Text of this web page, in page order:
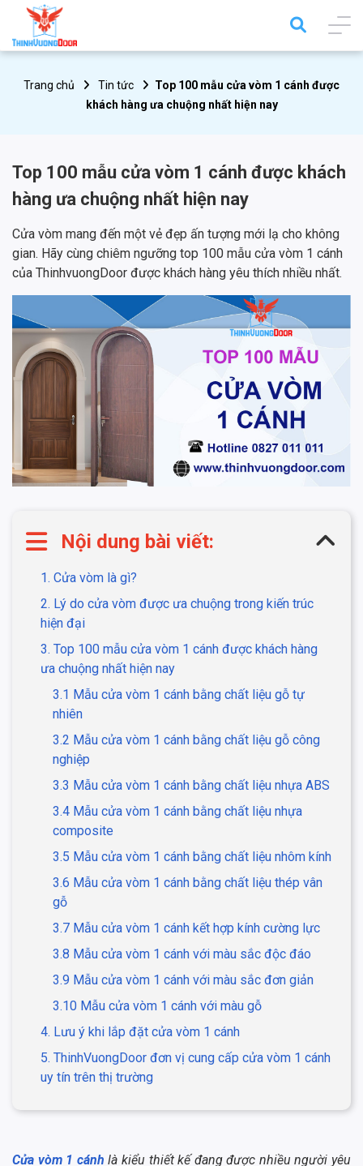
Trang chủ Tin tức
Top 100 mẫu cửa vòm 1 cánh được
khách hàng ưa chuộng nhất hiện nay
Top 100 mẫu cửa vòm 1 cánh được khách
hàng ưa chuộng nhất hiện nay
Cửa vòm mang đến một vẻ đẹp ấn tượng mới lạ cho không
gian. Hãy cùng chiêm ngưỡng top 100 mẫu cửa vòm 1 cánh
của ThinhvuongDoor được khách hàng yêu thích nhiều nhất.
Nội dung bài viết:
1. Cửa vòm là gì?
2. Lý do cửa vòm được ưa chuộng trong kiến trúc
hiện đại
3. Top 100 mẫu cửa vòm 1 cánh được khách hàng
ưa chuộng nhất hiện nay
3.1 Mẫu cửa vòm 1 cánh bằng chất liệu gỗ tự
nhiên
3.2 Mẫu cửa vòm 1 cánh bằng chất liệu gỗ công
nghiệp
3.3 Mẫu cửa vòm 1 cánh bằng chất liệu nhựa ABS
3.4 Mẫu cửa vòm 1 cánh bằng chất liệu nhựa
composite
3.5 Mẫu cửa vòm 1 cánh bằng chất liệu nhôm kính
3.6 Mẫu cửa vòm 1 cánh bằng chất liệu thép vân
gỗ
3.7 Mẫu cửa vòm 1 cánh kết hợp kính cường lực
3.8 Mẫu cửa vòm 1 cánh với màu sắc độc đáo
3.9 Mẫu cửa vòm 1 cánh với màu sắc đơn giản
3.10 Mẫu cửa vòm 1 cánh với màu gỗ
4. Lưu ý khi lắp đặt cửa vòm 1 cánh
5. ThinhVuongDoor đơn vị cung cấp cửa vòm 1 cánh
uy tín trên thị trường
Cửa vòm 1 cánh là kiểu thiết kế đang được nhiều người yêu